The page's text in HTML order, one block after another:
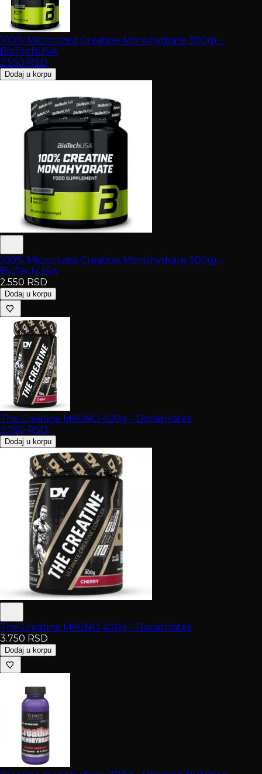
100% Micronized Creatine Monohydrate 300gr -
BioTechUSA
2.550 RSD
Dodaj u korpu
100% Micronized Creatine Monohydrate 300gr -
BioTechUSA
2.550 RSD
Dodaj u korpu
The Creatine MIX/NO 400g - DorianYates
3.750 RSD
Dodaj u korpu
The Creatine MIX/NO 400g - DorianYates
3.750 RSD
Dodaj u korpu